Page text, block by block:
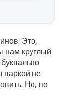
Это,
нам круглый
варкой не
Но, по